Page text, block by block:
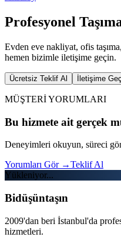
Profesyonel
Evden eve nakliyat, ofis
hemen bizimle iletişime geçin.
Ücretsiz Teklif Al İletişime Geç
MÜŞTERİ YORUMLARI
Bu hizmete ait gerçek
Deneyimleri okuyun, süreci
Yorumları Gör →Teklif Al
Yükleniyor...
Bidüşüntaşın
2009'dan beri İstanbul'da
hizmetleri.